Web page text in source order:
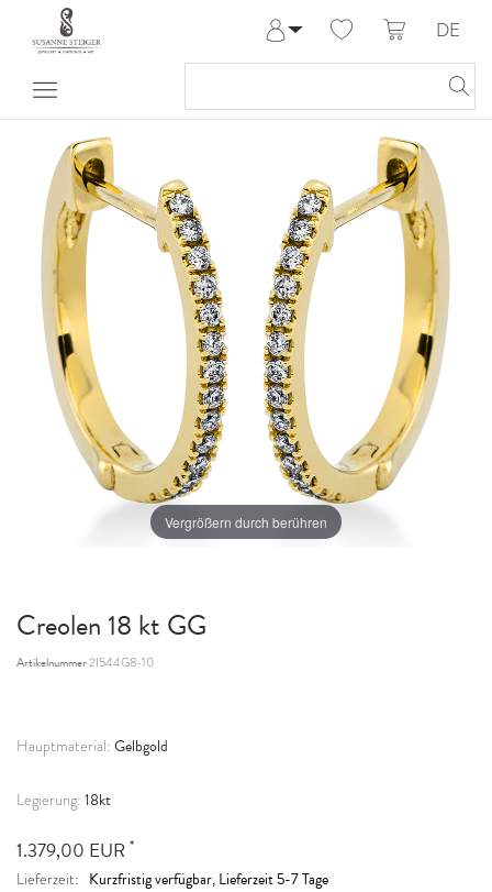
Anmelden
Meine Bestellungen
Hilfe & Kontakt
DE
Vergrößern durch berühren
Creolen 18 kt GG
Artikelnummer2I544G8-10
Hauptmaterial: Gelbgold
Legierung: 18kt
1.379,00 EUR *
Lieferzeit: Kurzfristig verfügbar, Lieferzeit 5-7 Tage